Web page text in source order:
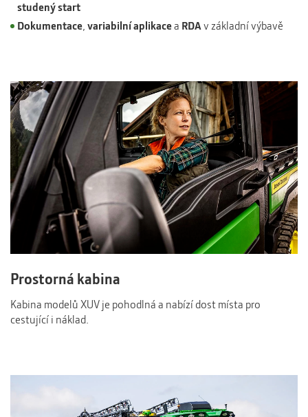
studený start
Dokumentace,variabilní aplikacea RDAv základní výbavě
Prostorná kabina
Kabina modelů XUV je pohodlná a nabízí dost místa pro
cestující i náklad.